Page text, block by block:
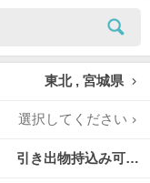
東北 , 宮城県
選択してください
引き出物持込み可,